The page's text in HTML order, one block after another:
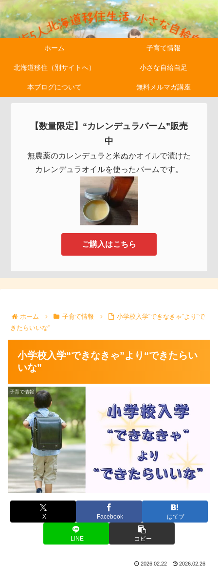
ホーム 子育て情報
北海道移住（別サイトへ） 小さな自給自足
本ブログについて 無料メルマガ講座
【数量限定】“カレンデュラバーム”販売
中
無農薬のカレンデュラと米ぬかオイルで漬けた
カレンデュラオイルを使ったバームです。
ご購入はこちら
ホーム 子育て情報
小学校入学“できなきゃ”より“で
きたらいいな”
小学校入学“できなきゃ”より“できたらい
いな”
子育て情報
X Facebook はてブ
LINE コピー
2026.02.22 2026.02.26